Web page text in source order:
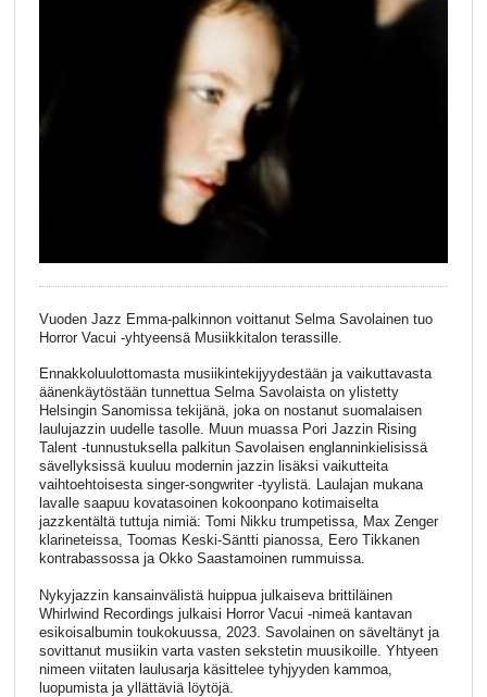
Vuoden Jazz Emma-palkinnon voittanut Selma Savolainen tuo
Horror Vacui -yhtyeensä Musiikkitalon terassille.
Ennakkoluulottomasta musiikintekijyydestään ja vaikuttavasta
äänenkäytöstään tunnettua Selma Savolaista on ylistetty
Helsingin Sanomissa tekijänä, joka on nostanut suomalaisen
laulujazzin uudelle tasolle. Muun muassa Pori Jazzin Rising
Talent -tunnustuksella palkitun Savolaisen englanninkielisissä
sävellyksissä kuuluu modernin jazzin lisäksi vaikutteita
vaihtoehtoisesta singer-songwriter -tyylistä. Laulajan mukana
lavalle saapuu kovatasoinen kokoonpano kotimaiselta
jazzkentältä tuttuja nimiä: Tomi Nikku trumpetissa, Max Zenger
klarineteissa, Toomas Keski-Säntti pianossa, Eero Tikkanen
kontrabassossa ja Okko Saastamoinen rummuissa.
Nykyjazzin kansainvälistä huippua julkaiseva brittiläinen
Whirlwind Recordings julkaisi Horror Vacui -nimeä kantavan
esikoisalbumin toukokuussa, 2023. Savolainen on säveltänyt ja
sovittanut musiikin varta vasten sekstetin muusikoille. Yhtyeen
nimeen viitaten laulusarja käsittelee tyhjyyden kammoa,
luopumista ja yllättäviä löytöjä.